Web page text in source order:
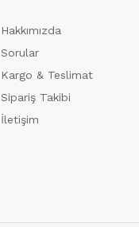
Hakkımızda
Sorular
Kargo & Teslimat
Sipariş Takibi
İletişim